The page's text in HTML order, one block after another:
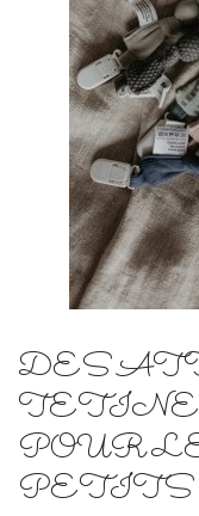
DES
POUR
PETITS